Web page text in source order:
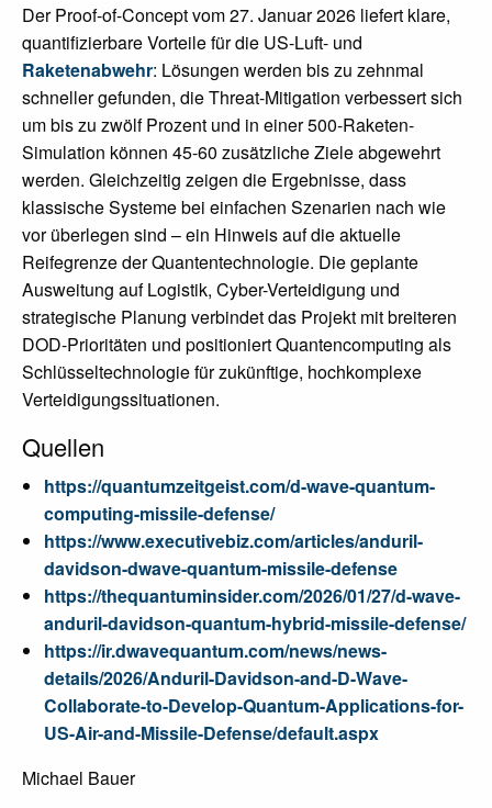
Der Proof-of-Concept vom 27. Januar 2026 liefert klare,
quantifizierbare Vorteile für die US-Luft- und
Raketenabwehr: Lösungen werden bis zu zehnmal
schneller gefunden, die Threat-Mitigation verbessert sich
um bis zu zwölf Prozent und in einer 500-Raketen-
Simulation können 45-60 zusätzliche Ziele abgewehrt
werden. Gleichzeitig zeigen die Ergebnisse, dass
klassische Systeme bei einfachen Szenarien nach wie
vor überlegen sind – ein Hinweis auf die aktuelle
Reifegrenze der Quantentechnologie. Die geplante
Ausweitung auf Logistik, Cyber-Verteidigung und
strategische Planung verbindet das Projekt mit breiteren
DOD-Prioritäten und positioniert Quantencomputing als
Schlüsseltechnologie für zukünftige, hochkomplexe
Verteidigungssituationen.
Quellen
https://quantumzeitgeist.com/d-wave-quantum-
computing-missile-defense/
https://www.executivebiz.com/articles/anduril-
davidson-dwave-quantum-missile-defense
https://thequantuminsider.com/2026/01/27/d-wave-
anduril-davidson-quantum-hybrid-missile-defense/
https://ir.dwavequantum.com/news/news-
details/2026/Anduril-Davidson-and-D-Wave-
Collaborate-to-Develop-Quantum-Applications-for-
US-Air-and-Missile-Defense/default.aspx
Michael Bauer